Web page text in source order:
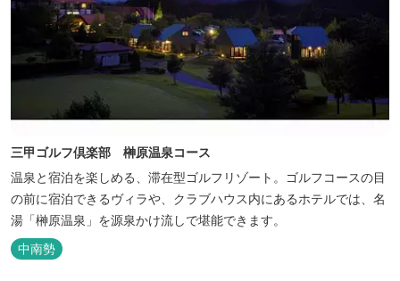
三甲ゴルフ倶楽部 榊原温泉コース
温泉と宿泊を楽しめる、滞在型ゴルフリゾート。ゴルフコースの目
の前に宿泊できるヴィラや、クラブハウス内にあるホテルでは、名
湯「榊原温泉」を源泉かけ流しで堪能できます。
中南勢